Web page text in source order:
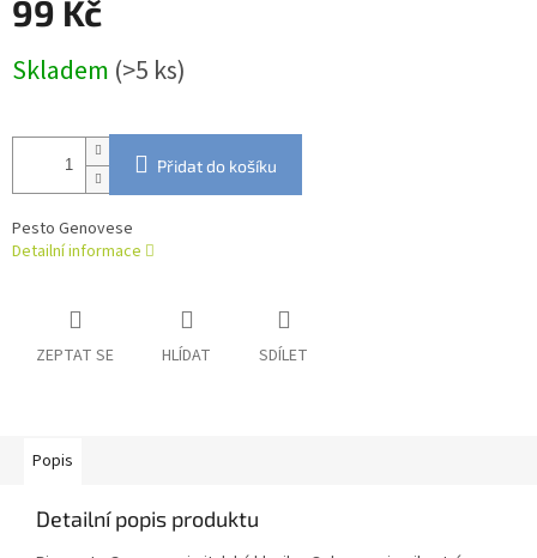
99 Kč
cena:
Skladem (>5 ks)
Přidat do košíku
Pesto Genovese
Detailní informace
ZEPTAT SE HLÍDAT SDÍLET
Popis
Detailní popis produktu